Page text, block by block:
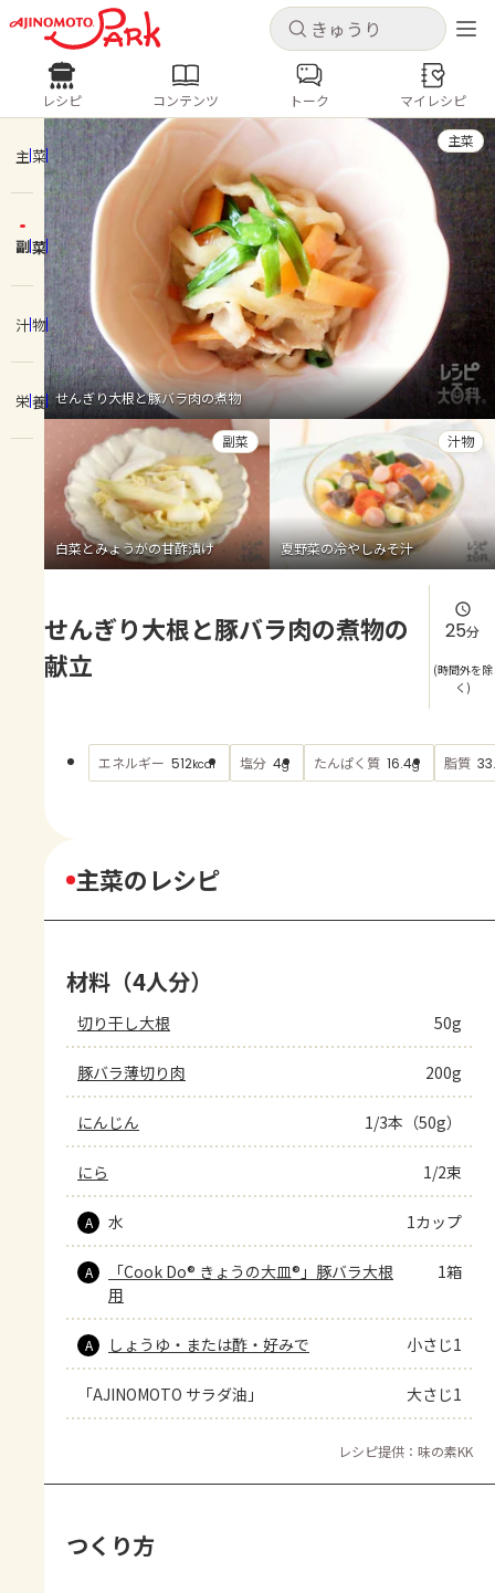
キャンセル
ログインするとレシピを保存できます
ログイン
ホーム
コンテンツ
レシピ
トーク
よくあるお問い合わせ
お買い物
AJINOMOTO PARK とは
キャンセル
レシピ コンテンツ
人気の食材・レシピ
きゅうり なす トマト
とうもろこし
ピーマン
みょうが ゴーヤ
レシピ コンテンツ トーク マイレシピ
主菜
副菜
汁物
栄養 せんぎり大根と豚バラ肉の煮物
主菜
白菜とみょうがの甘酢漬け
副菜
夏野菜の冷やしみそ汁
汁物
せんぎり大根と豚バラ肉の煮物の
献立
25分
(時間外を除
く)
エネルギー 512kcal 塩分 4g たんぱく質 16.4g 脂質
主菜のレシピ
材料（4人分）
切り干し大根 50g
豚バラ薄切り肉 200g
にんじん 1/3本（50g）
にら 1/2束
A 水 1カップ
A
「Cook Do® きょうの大皿®」豚バラ大根
用
1箱
A しょうゆ・または酢・好みで 小さじ1
「AJINOMOTO サラダ油」 大さじ1
レシピ提供：味の素KK
つくり方